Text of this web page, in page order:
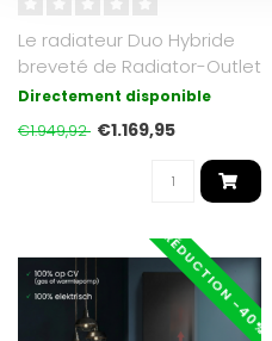
Le radiateur Duo Hybride
breveté de Radiator-Outlet
fonctionne à la fois sur c..
Directement disponible
€1.949,92 €1.169,95
RÉDUCTION -40%